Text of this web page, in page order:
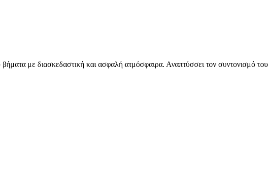
με διασκεδαστική και ασφαλή ατμόσφαιρα. Αναπτύσσει τον συντονισμό